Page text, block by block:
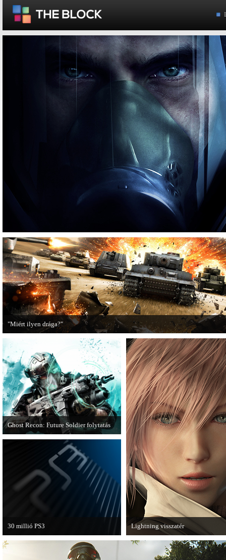
"Miért ilyen drága?"
A PC Guru utánajárt, miért kerülnek olyan sokba a AAA-kategóriás
Ghost Recon: Future Soldier folytatás
Több jel is utal arra, hogy készülőben
van a Ghost Recon: Future Soldier
következő epizódja.
Lightning visszatér
Megjött a Lightning Returns:
Fantasy XIII című játék első
30 millió PS3
A PAL régióban a PS3 átlépte a 30
milliós eladott darabszámot.